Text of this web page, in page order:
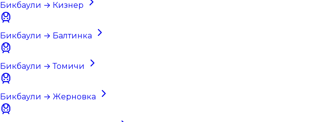
Бикбаули → Кизнер
Бикбаули → Балтинка
Бикбаули → Томичи
Бикбаули → Жерновка